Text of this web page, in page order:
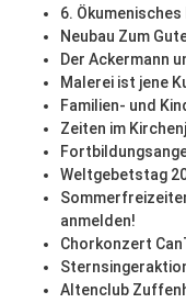
6.
Neubau Zum
Der Ackermann
Malerei ist jene
Familien- und
Zeiten im
Weltgebetstag
anmelden!
Chorkonzert
Altenclub